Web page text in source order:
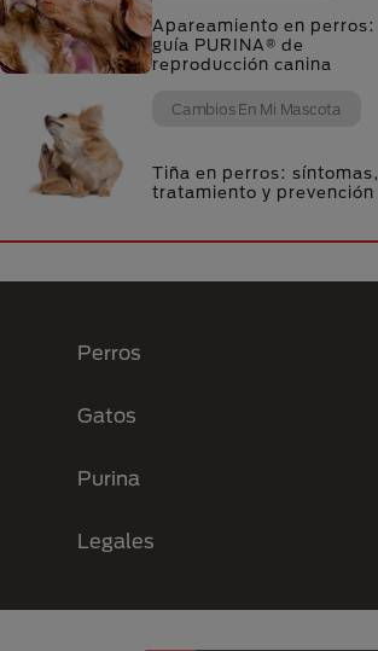
Apareamiento en perros:
guía PURINA® de
reproducción canina
Cambios En Mi Mascota
Tiña en perros: síntomas,
tratamiento y prevención
Perros
Gatos
Purina
Legales